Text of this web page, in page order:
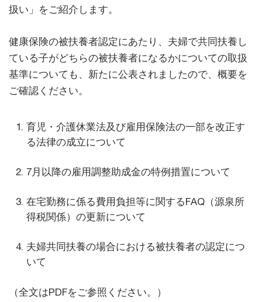
扱い」をご紹介します。
健康保険の被扶養者認定にあたり、夫婦で共同扶養し
ている子がどちらの被扶養者になるかについての取扱
基準についても、新たに公表されましたので、概要を
ご確認ください。
育児・介護休業法及び雇用保険法の一部を改正す
る法律の成立について
7月以降の雇用調整助成金の特例措置について
在宅勤務に係る費用負担等に関するFAQ（源泉所
得税関係）の更新について
夫婦共同扶養の場合における被扶養者の認定につ
いて
（全文はPDFをご参照ください。）